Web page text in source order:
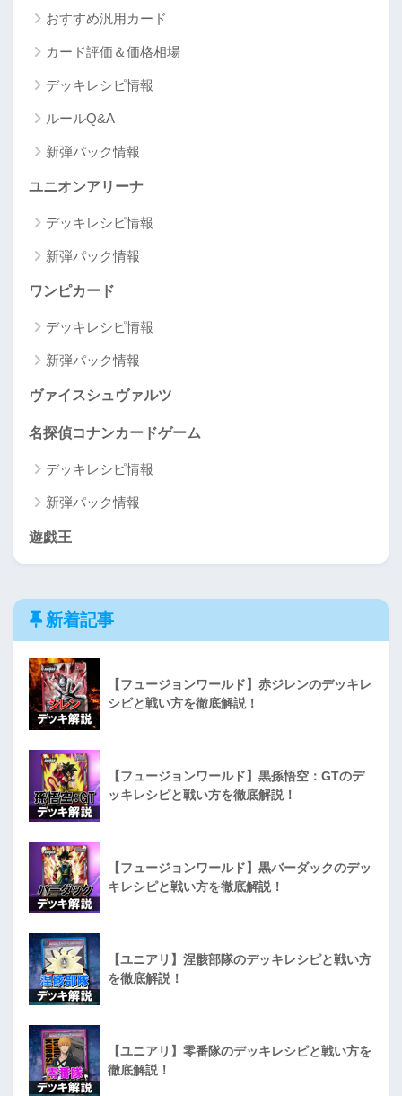
おすすめ汎用カード
カード評価＆価格相場
デッキレシピ情報
ルールQ&A
新弾パック情報
ユニオンアリーナ
デッキレシピ情報
新弾パック情報
ワンピカード
デッキレシピ情報
新弾パック情報
ヴァイスシュヴァルツ
名探偵コナンカードゲーム
デッキレシピ情報
新弾パック情報
遊戯王
新着記事
【フュージョンワールド】赤ジレンのデッキレ
シピと戦い方を徹底解説！
【フュージョンワールド】黒孫悟空：GTのデ
ッキレシピと戦い方を徹底解説！
【フュージョンワールド】黒バーダックのデッ
キレシピと戦い方を徹底解説！
【ユニアリ】涅骸部隊のデッキレシピと戦い方
を徹底解説！
【ユニアリ】零番隊のデッキレシピと戦い方を
徹底解説！